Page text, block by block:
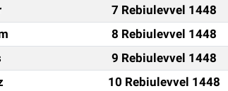
7 Rebiulevvel 1448
8 Rebiulevvel 1448
9 Rebiulevvel 1448
10 Rebiulevvel 1448